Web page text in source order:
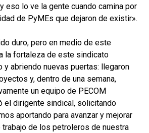
eso lo ve la gente cuando camina por
de PyMEs que dejaron de existir».
duro, pero en medio de este
la fortaleza de este sindicato
y abriendo nuevas puertas: llegaron
y, dentro de una semana,
un equipo de PECOM
el dirigente sindical, solicitando
aportando para avanzar y mejorar
trabajo de los petroleros de nuestra